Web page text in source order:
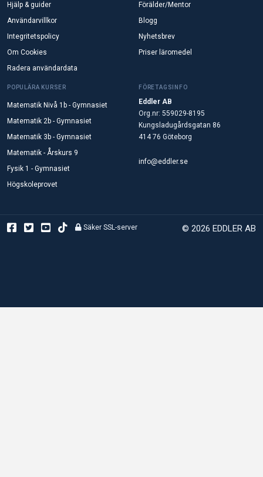
Hjälp & guider
Användarvillkor
Integritetspolicy
Om Cookies
Radera användardata
Förälder/Mentor
Blogg
Nyhetsbrev
Priser läromedel
POPULÄRA KURSER
Matematik Nivå 1b - Gymnasiet
Matematik 2b - Gymnasiet
Matematik 3b - Gymnasiet
Matematik - Årskurs 9
Fysik 1 - Gymnasiet
Högskoleprovet
FÖRETAGSINFO
Eddler AB
Org.nr: 559029-8195
Kungsladugårdsgatan 86
414 76 Göteborg
info@eddler.se
© 2026 EDDLER AB
Säker SSL-server